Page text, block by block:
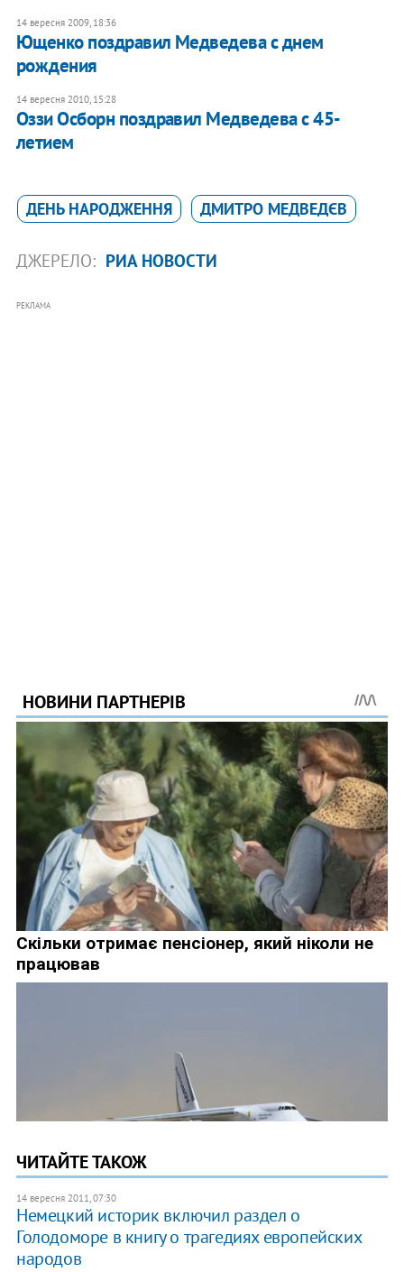
14 вересня 2009, 18:36
Ющенко поздравил Медведева с днем
рождения
14 вересня 2010, 15:28
Оззи Осборн поздравил Медведева с 45-
летием
ДЕНЬ НАРОДЖЕННЯ ДМИТРО МЕДВЕДЄВ
ДЖЕРЕЛО: РИА НОВОСТИ
РЕКЛАМА
ЧИТАЙТЕ ТАКОЖ
14 вересня 2011, 07:30
Немецкий историк включил раздел о
Голодоморе в книгу о трагедиях европейских
народов